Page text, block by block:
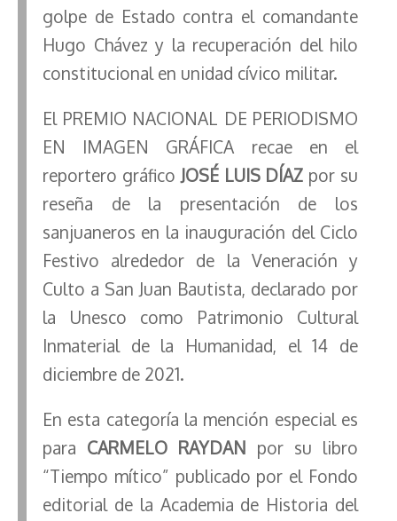
golpe de Estado contra el comandante
Hugo Chávez y la recuperación del hilo
constitucional en unidad cívico militar.
El PREMIO NACIONAL DE PERIODISMO
EN IMAGEN GRÁFICA recae en el
reportero gráficoJOSÉ LUIS DÍAZ por su
reseña de la presentación de los
sanjuaneros en la inauguración del Ciclo
Festivo alrededor de la Veneración y
Culto a San Juan Bautista, declarado por
la Unesco como Patrimonio Cultural
Inmaterial de la Humanidad, el 14 de
diciembre de 2021.
En esta categoría la mención especial es
para CARMELO RAYDAN por su libro
“Tiempo mítico” publicado por el Fondo
editorial de la Academia de Historia del